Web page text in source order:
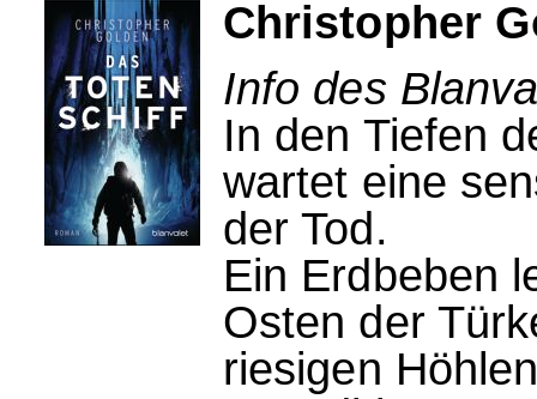
Christopher
Info des
In den Tiefen
wartet eine
der Tod.
Ein Erdbeben
Osten der
riesigen